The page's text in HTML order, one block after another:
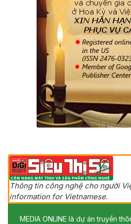
Thông tin công nghệ cho người
information for Vietnamese.
MEDIA ONLINE là dự án truyền